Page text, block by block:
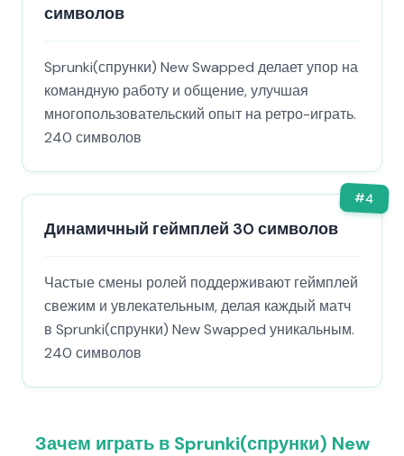
символов
Sprunki(спрунки) New Swapped делает упор на
командную работу и общение, улучшая
многопользовательский опыт на ретро-играть.
240 символов
#4
Динамичный геймплей 30 символов
Частые смены ролей поддерживают геймплей
свежим и увлекательным, делая каждый матч
в Sprunki(спрунки) New Swapped уникальным.
240 символов
Зачем играть в Sprunki(спрунки) New